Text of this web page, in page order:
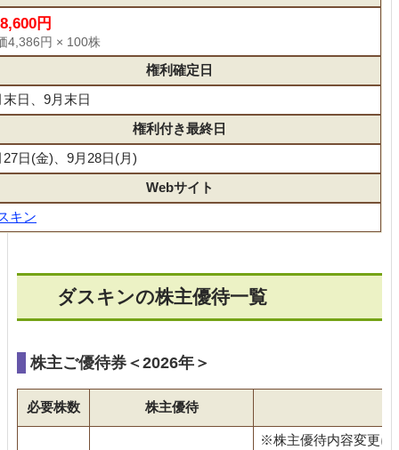
円
4,386円 × 100株
権利確定日
末日、9月末日
権利付き最終日
27日(金)、9月28日(月)
Webサイト
キン
ダスキンの株主優待一覧
株主ご優待券＜2026年＞
必要株数 株主優待
※株主優待内容変更に